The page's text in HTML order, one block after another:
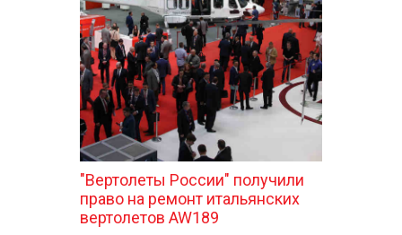
КОНТАКТЫ
"Вертолеты России" получили
право на ремонт итальянских
вертолетов AW189